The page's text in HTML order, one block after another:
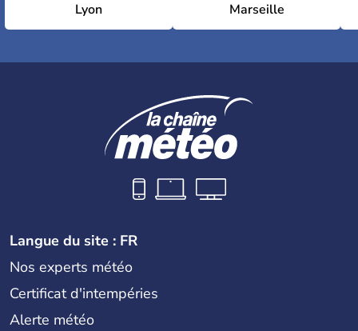
Lyon Marseille
Langue du site : FR
Nos experts météo
Certificat d'intempéries
Alerte météo